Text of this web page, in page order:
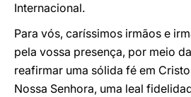
Internacional.
Para vós, caríssimos irmãos e
pela vossa presença, por meio
reafirmar uma sólida fé em
Nossa Senhora, uma leal